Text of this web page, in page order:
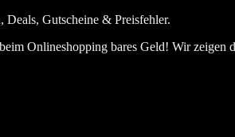
Gutscheine & Preisfehler.
Onlineshopping bares Geld! Wir zeigen